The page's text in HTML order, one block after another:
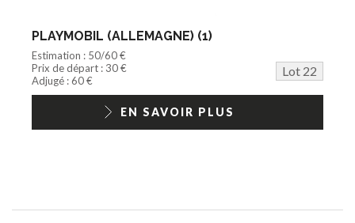
PLAYMOBIL (ALLEMAGNE) (1)
Estimation : 50/60 €
Prix de départ : 30 €
Lot 22
Adjugé : 60 €
EN SAVOIR PLUS